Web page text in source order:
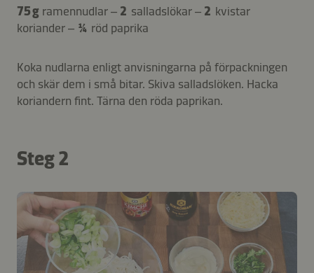
75 g ramennudlar – 2 salladslökar – 2 kvistar
koriander – ¼ röd paprika
Koka nudlarna enligt anvisningarna på förpackningen
och skär dem i små bitar. Skiva salladslöken. Hacka
koriandern fint. Tärna den röda paprikan.
Steg 2